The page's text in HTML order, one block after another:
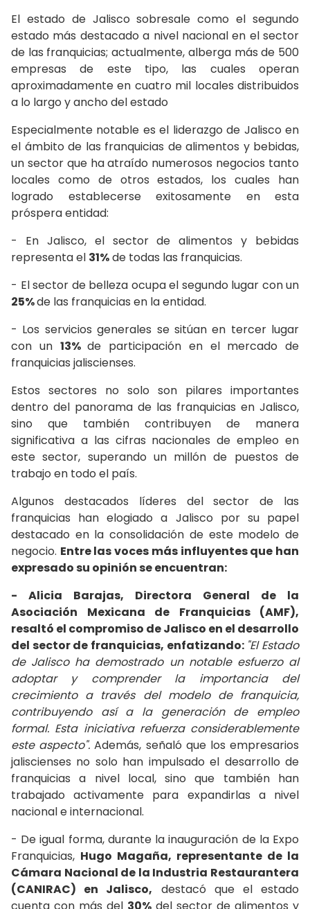
El estado de Jalisco sobresale como el segundo
estado más destacado a nivel nacional en el sector
de las franquicias; actualmente, alberga más de 500
empresas de este tipo, las cuales operan
aproximadamente en cuatro mil locales distribuidos
a lo largo y ancho del estado
Especialmente notable es el liderazgo de Jalisco en
el ámbito de las franquicias de alimentos y bebidas,
un sector que ha atraído numerosos negocios tanto
locales como de otros estados, los cuales han
logrado establecerse exitosamente en esta
próspera entidad:
- En Jalisco, el sector de alimentos y bebidas
representa el 31%de todas las franquicias.
- El sector de belleza ocupa el segundo lugar con un
25%de las franquicias en la entidad.
- Los servicios generales se sitúan en tercer lugar
con un 13%de participación en el mercado de
franquicias jaliscienses.
Estos sectores no solo son pilares importantes
dentro del panorama de las franquicias en Jalisco,
sino que también contribuyen de manera
significativa a las cifras nacionales de empleo en
este sector, superando un millón de puestos de
trabajo en todo el país.
Algunos destacados líderes del sector de las
franquicias han elogiado a Jalisco por su papel
destacado en la consolidación de este modelo de
negocio. Entre las voces más influyentes que han
expresado su opinión se encuentran:
- Alicia Barajas, Directora General de la
Asociación Mexicana de Franquicias (AMF),
resaltó el compromiso de Jalisco en el desarrollo
del sector de franquicias, enfatizando: "El Estado
de Jalisco ha demostrado un notable esfuerzo al
adoptar y comprender la importancia del
crecimiento a través del modelo de franquicia,
contribuyendo así a la generación de empleo
formal. Esta iniciativa refuerza considerablemente
este aspecto". Además, señaló que los empresarios
jaliscienses no solo han impulsado el desarrollo de
franquicias a nivel local, sino que también han
trabajado activamente para expandirlas a nivel
nacional e internacional.
- De igual forma, durante la inauguración de la Expo
Franquicias, Hugo Magaña, representante de la
Cámara Nacional de la Industria Restaurantera
(CANIRAC) en Jalisco, destacó que el estado
cuenta con más del 30% del sector de alimentos y